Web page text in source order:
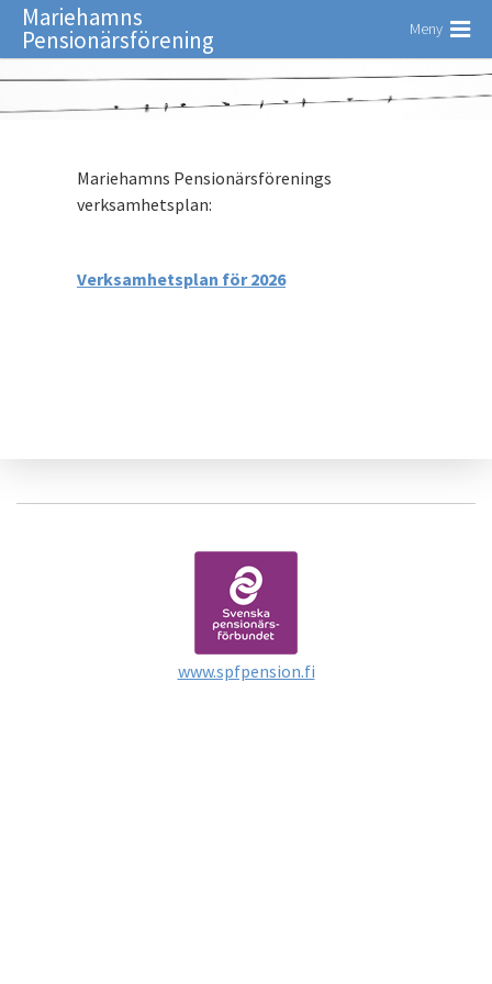
Mariehamns
Pensionärsförening Meny
Mariehamns Pensionärsförenings
verksamhetsplan:
Verksamhetsplan för 2026
www.spfpension.fi